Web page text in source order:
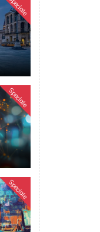
Speciale
Speciale
Speciale